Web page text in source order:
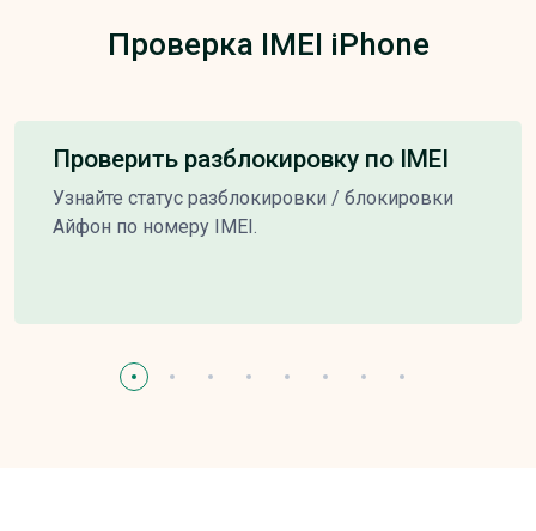
Проверка IMEI iPhone
Проверить разблокировку по IMEI
Узнайте статус разблокировки / блокировки
Айфон по номеру IMEI.